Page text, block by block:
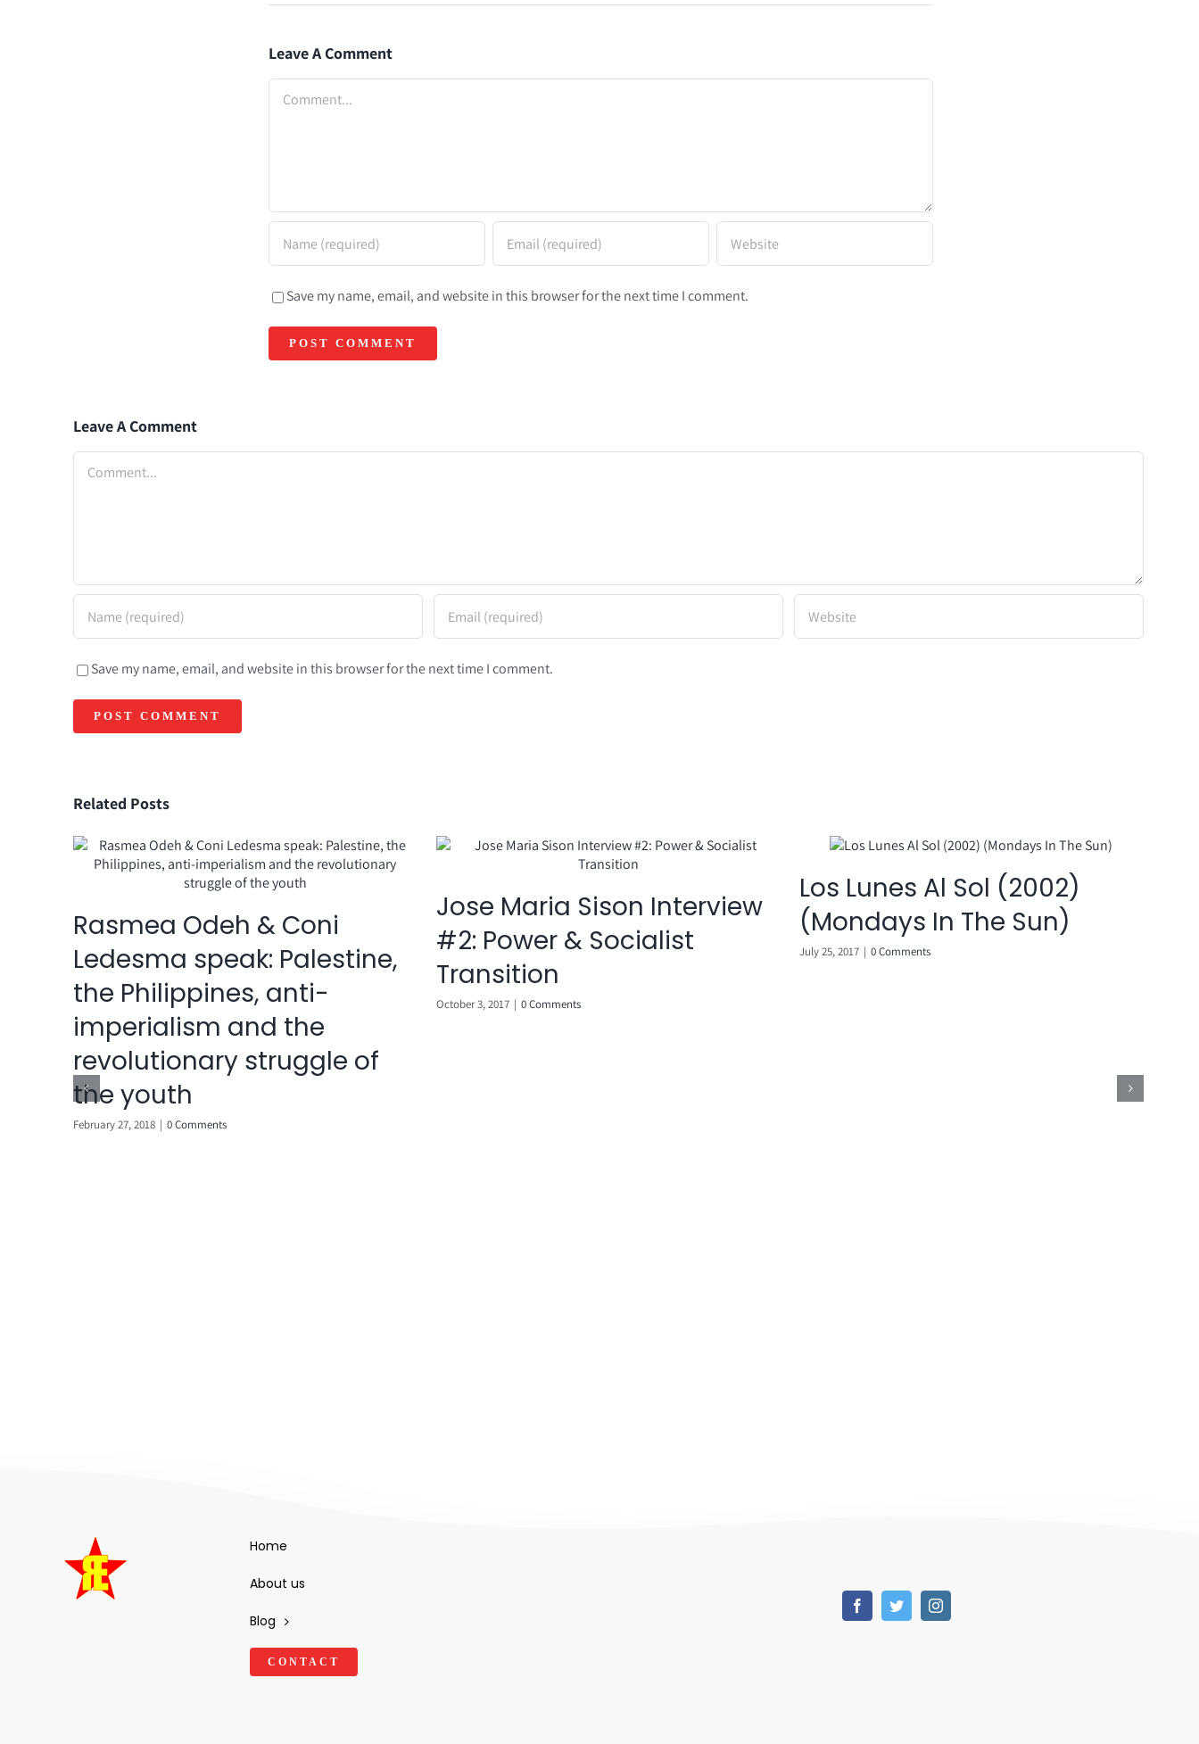
Leave A Comment
Save my name, email, and website in this browser for the next time I comment.
Leave A Comment
Save my name, email, and website in this browser for the next time I comment.
Related Posts
Rasmea Odeh & Coni
Ledesma speak: Palestine,
the Philippines, anti-
imperialism and the
revolutionary struggle of
the youth
February 27, 2018 | 0 Comments
Jose Maria Sison Interview
#2: Power & Socialist
Transition
October 3, 2017 | 0 Comments
Los Lunes Al Sol (2002)
(Mondays In The Sun)
July 25, 2017 | 0 Comments
Home
About us
Blog
CONTACT